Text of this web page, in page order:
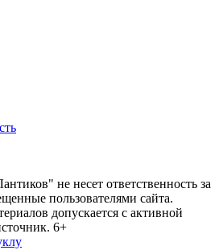
не несет ответственность за
пользователями сайта.
допускается с активной
6+